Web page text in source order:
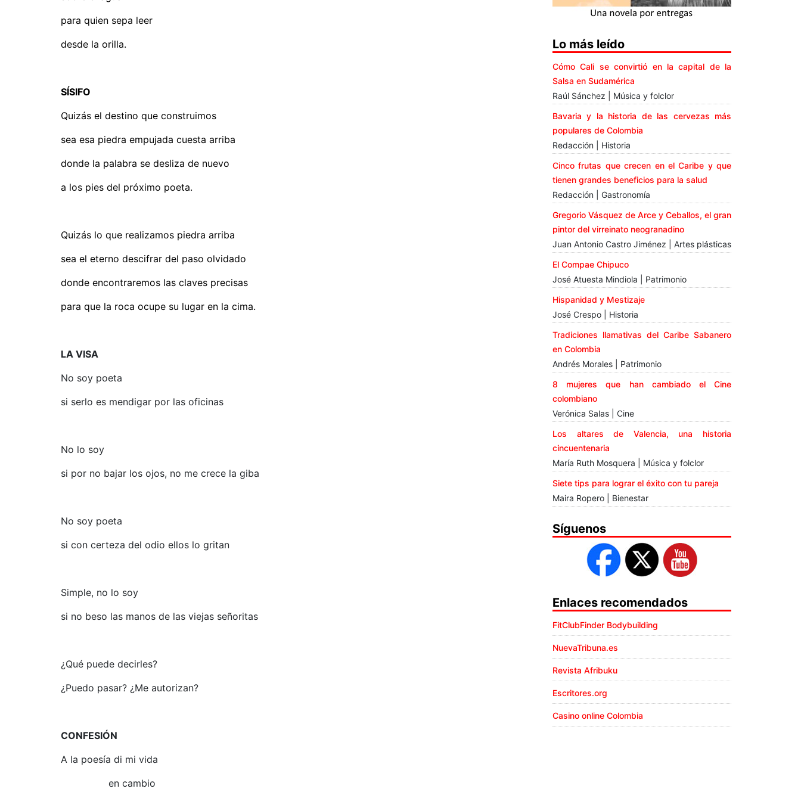
para quien sepa leer
desde la orilla.
SÍSIFO
Quizás el destino que construimos
sea esa piedra empujada cuesta arriba
donde la palabra se desliza de nuevo
a los pies del próximo poeta.
Quizás lo que realizamos piedra arriba
sea el eterno descifrar del paso olvidado
donde encontraremos las claves precisas
para que la roca ocupe su lugar en la cima.
LA VISA
No soy poeta
si serlo es mendigar por las oficinas
No lo soy
si por no bajar los ojos, no me crece la giba
No soy poeta
si con certeza del odio ellos lo gritan
Simple, no lo soy
si no beso las manos de las viejas señoritas
¿Qué puede decirles?
¿Puedo pasar? ¿Me autorizan?
CONFESIÓN
A la poesía di mi vida
en cambio
Lo más leído
Cómo Cali se convirtió en la capital de la
Salsa en Sudamérica
Raúl Sánchez | Música y folclor
Bavaria y la historia de las cervezas más
populares de Colombia
Redacción | Historia
Cinco frutas que crecen en el Caribe y que
tienen grandes beneficios para la salud
Redacción | Gastronomía
Gregorio Vásquez de Arce y Ceballos, el gran
pintor del virreinato neogranadino
Juan Antonio Castro Jiménez | Artes plásticas
El Compae Chipuco
José Atuesta Mindiola | Patrimonio
Hispanidad y Mestizaje
José Crespo | Historia
Tradiciones llamativas del Caribe Sabanero
en Colombia
Andrés Morales | Patrimonio
8 mujeres que han cambiado el Cine
colombiano
Verónica Salas | Cine
Los altares de Valencia, una historia
cincuentenaria
María Ruth Mosquera | Música y folclor
Siete tips para lograr el éxito con tu pareja
Maira Ropero | Bienestar
Síguenos
Enlaces recomendados
FitClubFinder Bodybuilding
NuevaTribuna.es
Revista Afribuku
Escritores.org
Casino online Colombia